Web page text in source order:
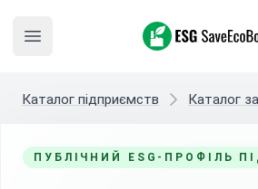
Open main menu
ESG SaveEcoBot
Каталог підприємств Каталог
ПУБЛІЧНИЙ ESG-ПРОФІЛЬ